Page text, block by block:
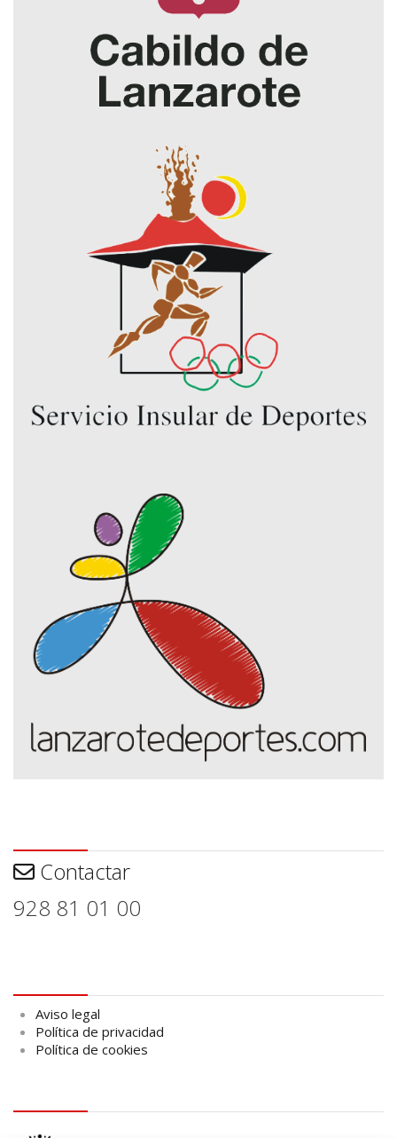
Contactar
928 81 01 00
Aviso legal
Política de privacidad
Política de cookies